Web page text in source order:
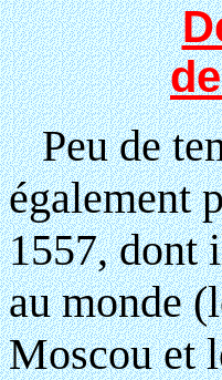
Peu de
également
1557, dont
au monde
Moscou et